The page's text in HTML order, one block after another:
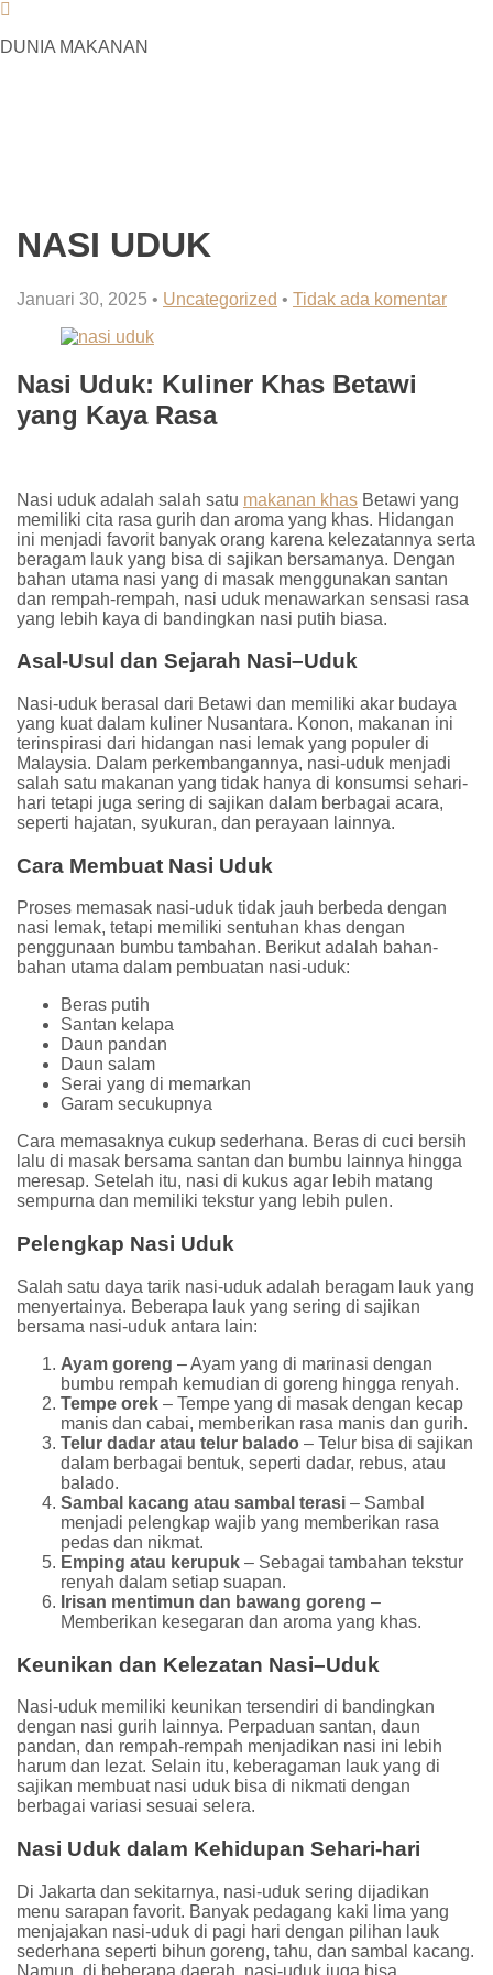
DUNIA MAKANAN
NASI UDUK
Januari 30, 2025 • Uncategorized • Tidak ada komentar
Nasi Uduk: Kuliner Khas Betawi
yang Kaya Rasa
Nasi uduk adalah salah satu makanan khas Betawi yang
memiliki cita rasa gurih dan aroma yang khas. Hidangan
ini menjadi favorit banyak orang karena kelezatannya serta
beragam lauk yang bisa di sajikan bersamanya. Dengan
bahan utama nasi yang di masak menggunakan santan
dan rempah-rempah, nasi uduk menawarkan sensasi rasa
yang lebih kaya di bandingkan nasi putih biasa.
Asal-Usul dan Sejarah Nasi–Uduk
Nasi-uduk berasal dari Betawi dan memiliki akar budaya
yang kuat dalam kuliner Nusantara. Konon, makanan ini
terinspirasi dari hidangan nasi lemak yang populer di
Malaysia. Dalam perkembangannya, nasi-uduk menjadi
salah satu makanan yang tidak hanya di konsumsi sehari-
hari tetapi juga sering di sajikan dalam berbagai acara,
seperti hajatan, syukuran, dan perayaan lainnya.
Cara Membuat Nasi Uduk
Proses memasak nasi-uduk tidak jauh berbeda dengan
nasi lemak, tetapi memiliki sentuhan khas dengan
penggunaan bumbu tambahan. Berikut adalah bahan-
bahan utama dalam pembuatan nasi-uduk:
Beras putih
Santan kelapa
Daun pandan
Daun salam
Serai yang di memarkan
Garam secukupnya
Cara memasaknya cukup sederhana. Beras di cuci bersih
lalu di masak bersama santan dan bumbu lainnya hingga
meresap. Setelah itu, nasi di kukus agar lebih matang
sempurna dan memiliki tekstur yang lebih pulen.
Pelengkap Nasi Uduk
Salah satu daya tarik nasi-uduk adalah beragam lauk yang
menyertainya. Beberapa lauk yang sering di sajikan
bersama nasi-uduk antara lain:
Ayam goreng – Ayam yang di marinasi dengan
bumbu rempah kemudian di goreng hingga renyah.
Tempe orek – Tempe yang di masak dengan kecap
manis dan cabai, memberikan rasa manis dan gurih.
Telur dadar atau telur balado – Telur bisa di sajikan
dalam berbagai bentuk, seperti dadar, rebus, atau
balado.
Sambal kacang atau sambal terasi – Sambal
menjadi pelengkap wajib yang memberikan rasa
pedas dan nikmat.
Emping atau kerupuk – Sebagai tambahan tekstur
renyah dalam setiap suapan.
Irisan mentimun dan bawang goreng –
Memberikan kesegaran dan aroma yang khas.
Keunikan dan Kelezatan Nasi–Uduk
Nasi-uduk memiliki keunikan tersendiri di bandingkan
dengan nasi gurih lainnya. Perpaduan santan, daun
pandan, dan rempah-rempah menjadikan nasi ini lebih
harum dan lezat. Selain itu, keberagaman lauk yang di
sajikan membuat nasi uduk bisa di nikmati dengan
berbagai variasi sesuai selera.
Nasi Uduk dalam Kehidupan Sehari-hari
Di Jakarta dan sekitarnya, nasi-uduk sering dijadikan
menu sarapan favorit. Banyak pedagang kaki lima yang
menjajakan nasi-uduk di pagi hari dengan pilihan lauk
sederhana seperti bihun goreng, tahu, dan sambal kacang.
Namun, di beberapa daerah, nasi-uduk juga bisa